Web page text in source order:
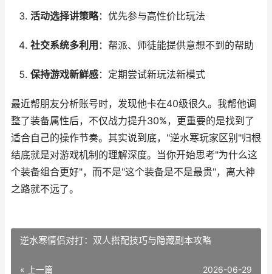
活动选择讲策略：优先参与高性价比玩法
社交系统多利用 ：帮派、师徒能提供意想不到的帮助
保持游戏新鲜感：定期尝试新玩法新模式
最近帮朋友分析账号时，发现他卡在40级很久。我帮他调
整了装备属性后，不仅战力提升30%，更重要的是找到了
适合自己的操作节奏。其实说到底，"逆水寒玩家区别"归根
结底就是对游戏机制的理解深度。当你开始思考"为什么这
个装备组合更好"，而不是"这个装备是不是最贵"，离大神
之路就不远了。
逆水寒情侣对打：双人搭配技巧与隐藏副本攻略
« 上一篇 2026-06-29